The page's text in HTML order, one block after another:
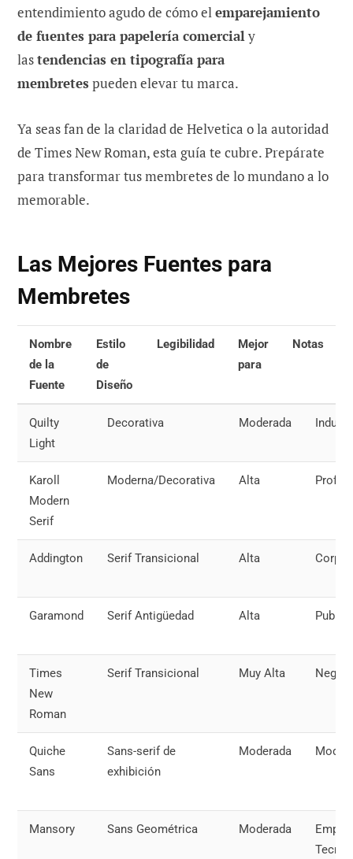
entendimiento agudo de cómo elemparejamiento
de fuentes para papelería comercialy
lastendencias en tipografía para
membretes pueden elevar tu marca.
Ya seas fan de la claridad de Helvetica o la autoridad
de Times New Roman, esta guía te cubre. Prepárate
para transformar tus membretes de lo mundano a lo
memorable.
Las Mejores Fuentes para
Membretes
Nombre
de la
Fuente
Estilo
de
Diseño
Legibilidad
Mejor
para
Notas
Quilty
Light
Decorativa Moderada
Karoll
Modern
Serif
Moderna/Decorativa Alta
Addington Serif Transicional Alta
Garamond Serif Antigüedad Alta
Times
New
Roman
Serif Transicional Muy Alta
Quiche
Sans
Sans-serif de
exhibición
Moderada Moda/
Mansory Sans Geométrica Moderada